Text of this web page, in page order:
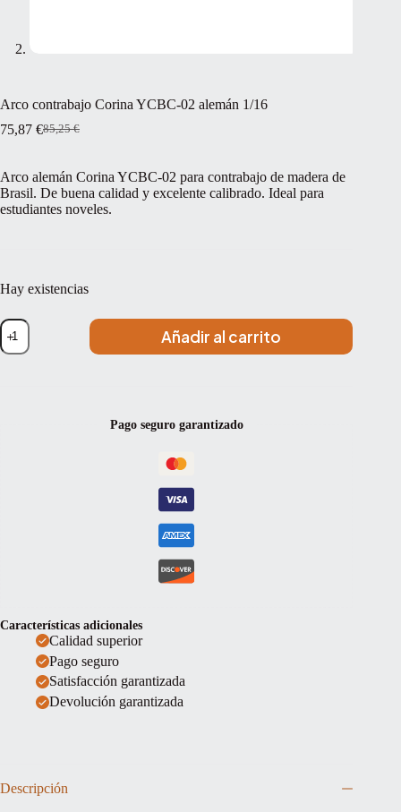
Arco contrabajo Corina YCBC-02 alemán 1/16
85,25€
El
original
era:
85,25 €.
75,87 €El
actual
es:
75,87 €.
Arco alemán Corina YCBC-02 para contrabajo de madera de
Brasil. De buena calidad y excelente calibrado. Ideal para
estudiantes noveles.
Hay existencias
Arco
contrabajo
Corina
Añadir al carrito
Pago seguro garantizado
Características adicionales
Calidad superior
Pago seguro
Satisfacción garantizada
Devolución garantizada
Descripción